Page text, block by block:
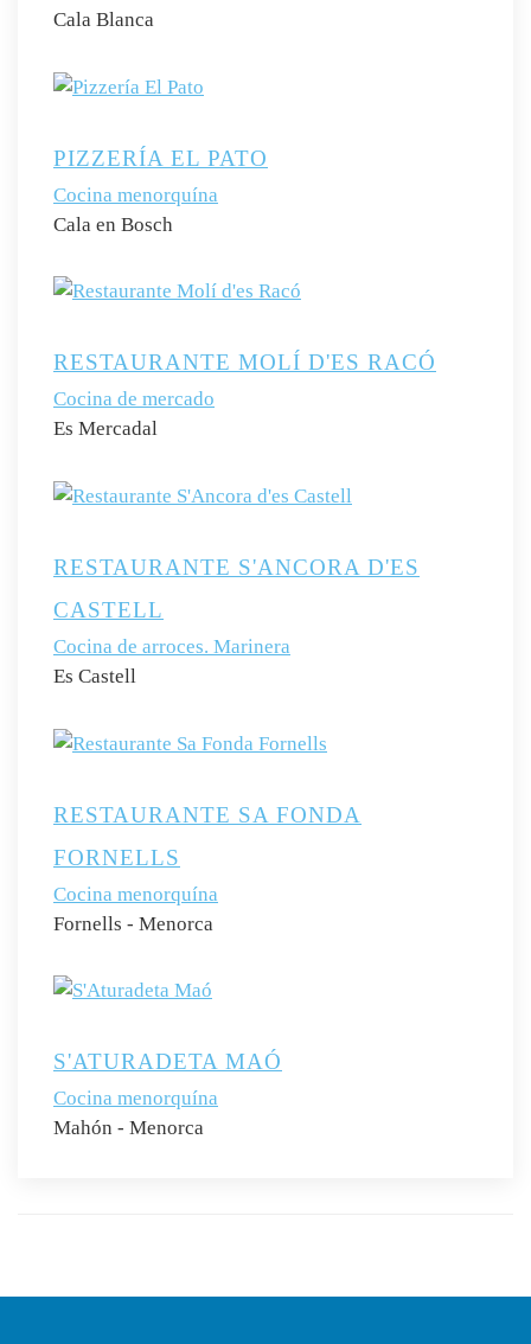
Cala Blanca
PIZZERÍA EL PATO
Cocina menorquína
Cala en Bosch
RESTAURANTE MOLÍ D'ES RACÓ
Cocina de mercado
Es Mercadal
RESTAURANTE S'ANCORA D'ES
CASTELL
Cocina de arroces. Marinera
Es Castell
RESTAURANTE SA FONDA
FORNELLS
Cocina menorquína
Fornells - Menorca
S'ATURADETA MAÓ
Cocina menorquína
Mahón - Menorca